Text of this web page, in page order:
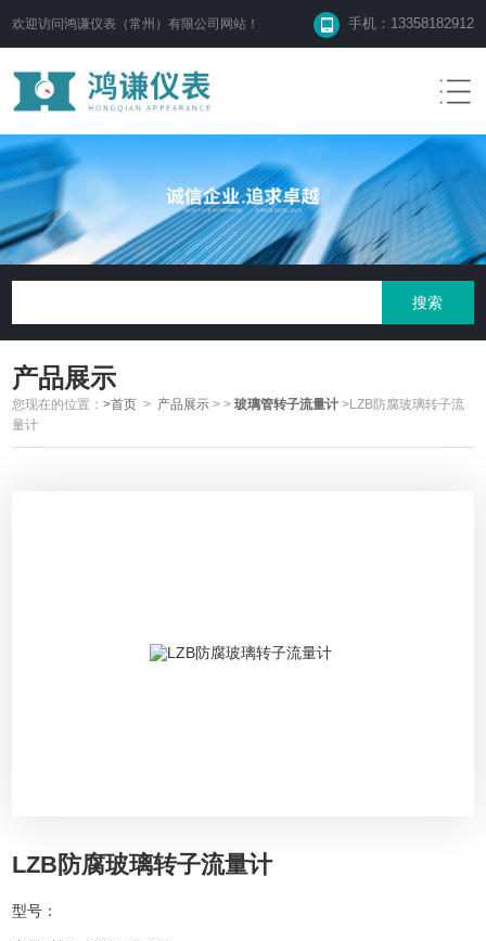
欢迎访问鸿谦仪表（常州）有限公司网站！ 手机：13358182912
产品展示
您现在的位置：>首页 > 产品展示 >>玻璃管转子流量计 >LZB防腐玻璃转子流
量计
LZB防腐玻璃转子流量计
型号：